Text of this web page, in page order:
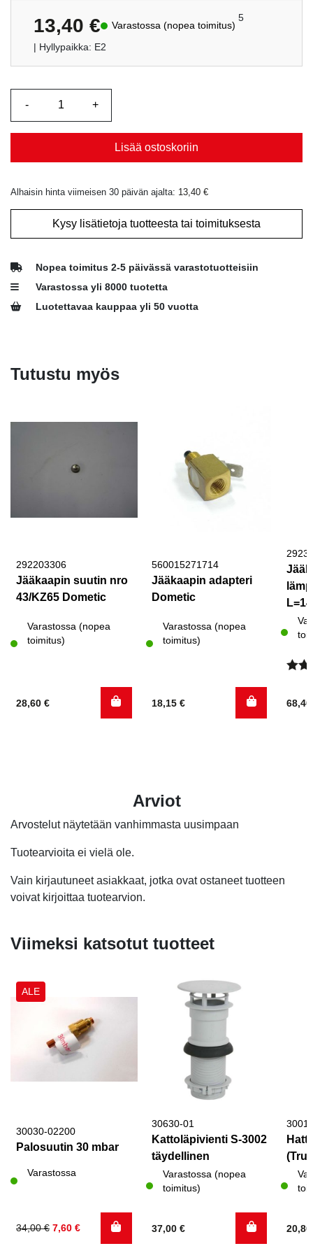
13,40 € Varastossa (nopea toimitus)
5
| Hyllypaikka: E2
Lisää ostoskoriin
Alhaisin hinta viimeisen 30 päivän ajalta: 13,40 €
Kysy lisätietoja tuotteesta tai toimituksesta
Nopea toimitus 2-5 päivässä varastotuotteisiin
Varastossa yli 8000 tuotetta
Luotettavaa kauppaa yli 50 vuotta
Tutustu myös
292203306
Jääkaapin suutin nro
43/KZ65 Dometic
Varastossa (nopea
toimitus)
28,60 €
560015271714
Jääkaapin adapteri
Dometic
Varastossa (nopea
toimitus)
18,15 €
4.00/
Arviot
Arvostelut näytetään vanhimmasta uusimpaan
Tuotearvioita ei vielä ole.
Vain kirjautuneet asiakkaat, jotka ovat ostaneet tuotteen
voivat kirjoittaa tuotearvion.
Viimeksi katsotut tuotteet
ALE
30030-02200
Palosuutin 30 mbar
Varastossa
34,00€
Alkuperäinen
7,60 €
Nykyinen
30630-01
Kattoläpivienti S-3002
täydellinen
Varastossa (nopea
toimitus)
37,00 €